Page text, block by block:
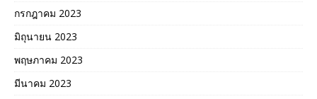
กรกฎาคม 2023
มิถุนายน 2023
พฤษภาคม 2023
มีนาคม 2023